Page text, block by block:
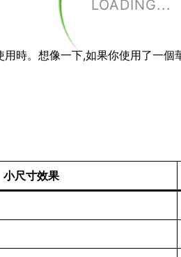
LOADING...
時。想像一下,如果你使用了一
小尺寸效果